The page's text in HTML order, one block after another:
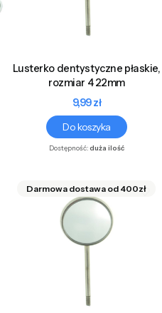
Lusterko dentystyczne płaskie,
rozmiar 4 22mm
Cena
9,99 zł
Do koszyka
Dostępność:duża ilość